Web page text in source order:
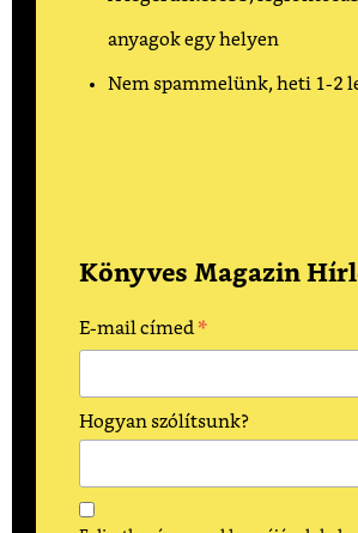
anyagok egy helyen
Nem spammelünk, heti 1-2
Könyves Magazin
E-mail címed *
Hogyan szólítsunk?